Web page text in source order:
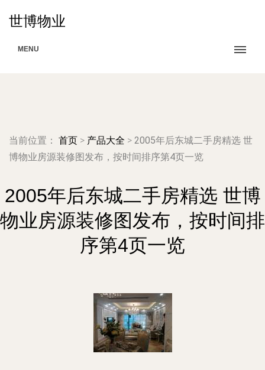
世博物业
MENU
当前位置： 首页 > 产品大全 > 2005年后东城二手房精选 世
博物业房源装修图发布，按时间排序第4页一览
2005年后东城二手房精选 世博
物业房源装修图发布，按时间排
序第4页一览